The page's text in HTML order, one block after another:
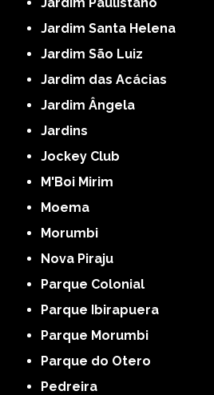
Jardim Santa Helena
Jardim São Luiz
Jardim das Acácias
Jardim Ângela
Jardins
Jockey Club
M'Boi Mirim
Moema
Morumbi
Nova Piraju
Parque Colonial
Parque Ibirapuera
Parque Morumbi
Parque do Otero
Pedreira